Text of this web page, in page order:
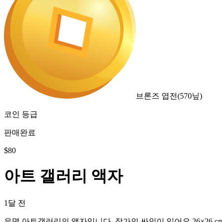
브론즈 엽전(570닢)
코인 등급
판매완료
$80
아트 갤러리 액자
1달 전